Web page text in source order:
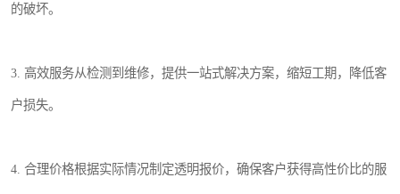
的破坏。
3. 高效服务从检测到维修，提供一站式解决方案，缩短工期，降低客
户损失。
4. 合理价格根据实际情况制定透明报价，确保客户获得高性价比的服